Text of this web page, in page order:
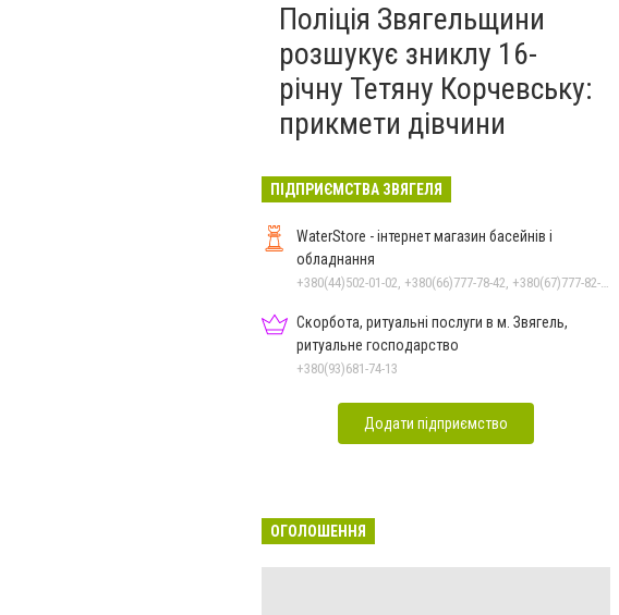
Поліція Звягельщини
розшукує зниклу 16-
річну Тетяну Корчевську:
прикмети дівчини
ПІДПРИЄМСТВА ЗВЯГЕЛЯ
WaterStore - інтернет магазин басейнів і
обладнання
+380(44)502-01-02, +380(66)777-78-42, +380(67)777-82-19, +380(67)890-80-80, +380(73)890-80-80, +380(44)502-01-03
Скорбота, ритуальні послуги в м. Звягель,
ритуальне господарство
+380(93)681-74-13
Додати підприємство
ОГОЛОШЕННЯ